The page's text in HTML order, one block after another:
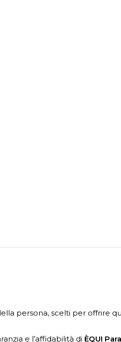
persona, scelti per offrire
e l’affidabilità di ÈQUI